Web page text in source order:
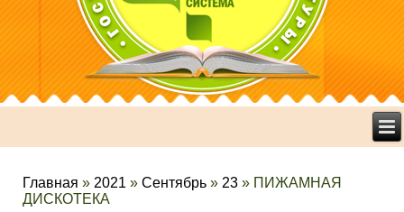
Главная » 2021 » Сентябрь » 23 » ПИЖАМНАЯ
ДИСКОТЕКА